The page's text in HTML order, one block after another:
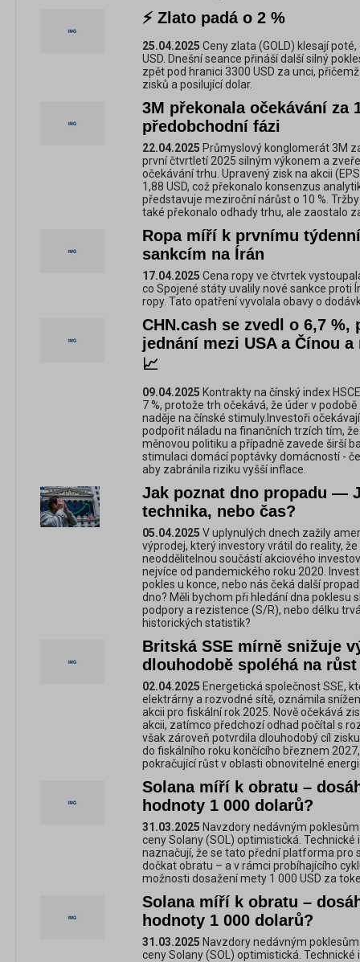
⚡ Zlato padá o 2 %
25.04.2025 Ceny zlata (GOLD) klesají
USD. Dnešní seance přináší další silný
zpět pod hranici 3300 USD za unci,
zisků a posilující dolar.
3M překonala očekávání
předobchodní fázi
22.04.2025 Průmyslový konglomerát 3M
první čtvrtletí 2025 silným výkonem a
očekávání trhu. Upravený zisk na akcii
1,88 USD, což překonalo konsenzus
představuje meziroční nárůst o 10 %.
také překonalo odhady trhu, ale zaostalo
Ropa míří k prvnímu
sankcím na Írán
17.04.2025 Cena ropy ve čtvrtek
co Spojené státy uvalily nové sankce proti
ropy. Tato opatření vyvolala obavy o
CHN.cash se zvedl o 6,7
jednání mezi USA a Čínou
📈
09.04.2025 Kontrakty na čínský index
7 %, protože trh očekává, že úder v
naděje na čínské stimuly.Investoři
podpořit náladu na finančních trzích tím,
měnovou politiku a případně zavede širší
stimulaci domácí poptávky domácností -
aby zabránila riziku vyšší inflace.
Jak poznat dno propadu —
technika, nebo čas?
05.04.2025 V uplynulých dnech zažily
výprodej, který investory vrátil do reality,
neoddělitelnou součástí akciového
nejvíce od pandemického roku 2020.
pokles u konce, nebo nás čeká další
dno? Měli bychom při hledání dna poklesu
podpory a rezistence (S/R), nebo délku
historických statistik?
Britská SSE mírně snižuje
dlouhodobě spoléhá na
02.04.2025 Energetická společnost SSE,
elektrárny a rozvodné sítě, oznámila
akcii pro fiskální rok 2025. Nově očekává
akcii, zatímco předchozí odhad počítal s
však zároveň potvrdila dlouhodobý cíl
do fiskálního roku končícího březnem
pokračující růst v oblasti obnovitelné
Solana míří k obratu –
hodnoty 1 000 dolarů?
31.03.2025 Navzdory nedávným
ceny Solany (SOL) optimistická.
naznačují, že se tato přední platforma pro
dočkat obratu – a v rámci probíhajícího
možnosti dosažení mety 1 000 USD za
Solana míří k obratu –
hodnoty 1 000 dolarů?
31.03.2025 Navzdory nedávným
ceny Solany (SOL) optimistická. Technické